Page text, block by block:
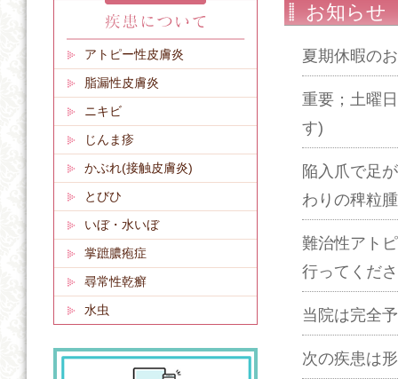
お知らせ
夏期休暇の
重要；土曜
す)
陥入爪で足
わりの稗粒
難治性アト
行ってくだ
当院は完全
次の疾患は
アトピー性皮膚炎
脂漏性皮膚炎
ニキビ
じんま疹
かぶれ(接触皮膚炎)
とびひ
いぼ・水いぼ
掌蹠膿疱症
尋常性乾癬
水虫